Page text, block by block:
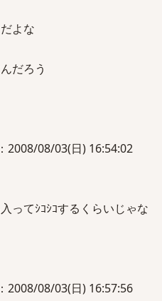
よな
だろう
2008/08/03(日) 16:54:02
ってｼｺｼｺするくらいじゃな
2008/08/03(日) 16:57:56